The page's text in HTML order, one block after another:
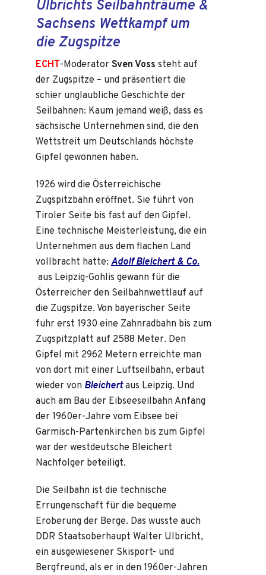
Ulbrichts Seilbahnträume &
Sachsens Wettkampf um
die Zugspitze
ECHT-Moderator Sven Voss steht auf
der Zugspitze – und präsentiert die
schier unglaubliche Geschichte der
Seilbahnen: Kaum jemand weiß, dass es
sächsische Unternehmen sind, die den
Wettstreit um Deutschlands höchste
Gipfel gewonnen haben.
1926 wird die Österreichische
Zugspitzbahn eröffnet. Sie führt von
Tiroler Seite bis fast auf den Gipfel.
Eine technische Meisterleistung, die ein
Unternehmen aus dem flachen Land
vollbracht hatte: Adolf Bleichert & Co.
aus Leipzig-Gohlis gewann für die
Österreicher den Seilbahnwettlauf auf
die Zugspitze. Von bayerischer Seite
fuhr erst 1930 eine Zahnradbahn bis zum
Zugspitzplatt auf 2588 Meter. Den
Gipfel mit 2962 Metern erreichte man
von dort mit einer Luftseilbahn, erbaut
wieder von Bleichert aus Leipzig. Und
auch am Bau der Eibseeseilbahn Anfang
der 1960er-Jahre vom Eibsee bei
Garmisch-Partenkirchen bis zum Gipfel
war der westdeutsche Bleichert
Nachfolger beteiligt.
Die Seilbahn ist die technische
Errungenschaft für die bequeme
Eroberung der Berge. Das wusste auch
DDR Staatsoberhaupt Walter Ulbricht,
ein ausgewiesener Skisport- und
Bergfreund, als er in den 1960er-Jahren